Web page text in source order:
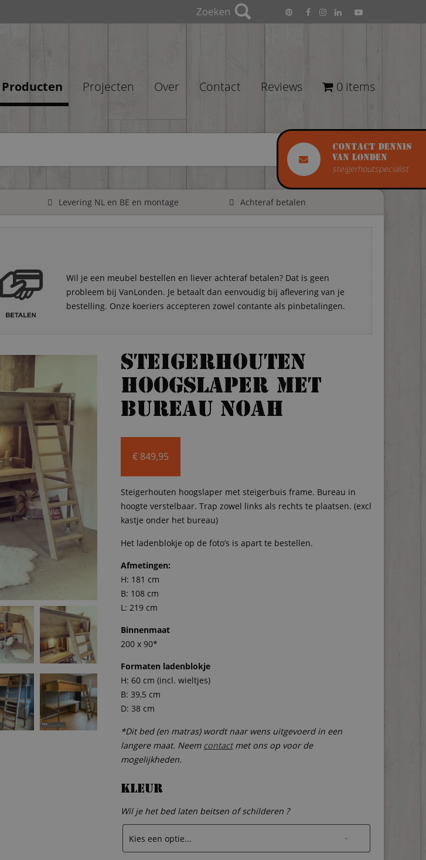
Contact Dennis
van Londen
steigerhoutspecialist
Producten Projecten Over Contact Reviews 0 items
Levering NL en BE en montage Achteraf betalen
Wil je een meubel bestellen en liever achteraf betalen? Dat is geen
probleem bij VanLonden. Je betaalt dan eenvoudig bij aflevering van je
bestelling. Onze koeriers accepteren zowel contante als pinbetalingen.
Steigerhouten
hoogslaper met
bureau Noah
€ 849,95
Steigerhouten hoogslaper met steigerbuis frame. Bureau in
hoogte verstelbaar. Trap zowel links als rechts te plaatsen. (excl
kastje onder het bureau)
Het ladenblokje op de foto’s is apart te bestellen.
Afmetingen:
H: 181 cm
B: 108 cm
L: 219 cm
Binnenmaat
200 x 90*
Formaten ladenblokje
H: 60 cm (incl. wieltjes)
B: 39,5 cm
D: 38 cm
*Dit bed (en matras) wordt naar wens uitgevoerd in een
langere maat. Neem contactmet ons op voor de
mogelijkheden.
Kleur
Wil je het bed laten beitsen of schilderen ?